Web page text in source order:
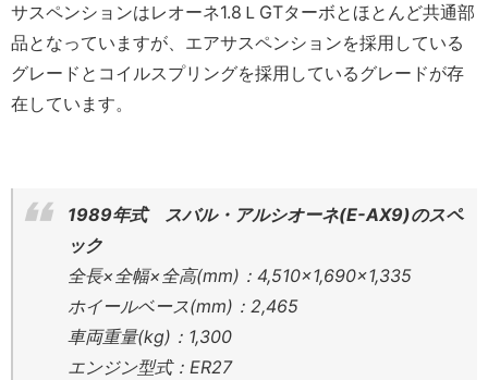
サスペンションはレオーネ1.8ＬGTターボとほとんど共通部
品となっていますが、エアサスペンションを採用している
グレードとコイルスプリングを採用しているグレードが存
在しています。
1989年式 スバル・アルシオーネ(E-AX9)のスペ
ック
全長×全幅×全高(mm)：4,510×1,690×1,335
ホイールベース(mm)：2,465
車両重量(kg)：1,300
エンジン型式：ER27